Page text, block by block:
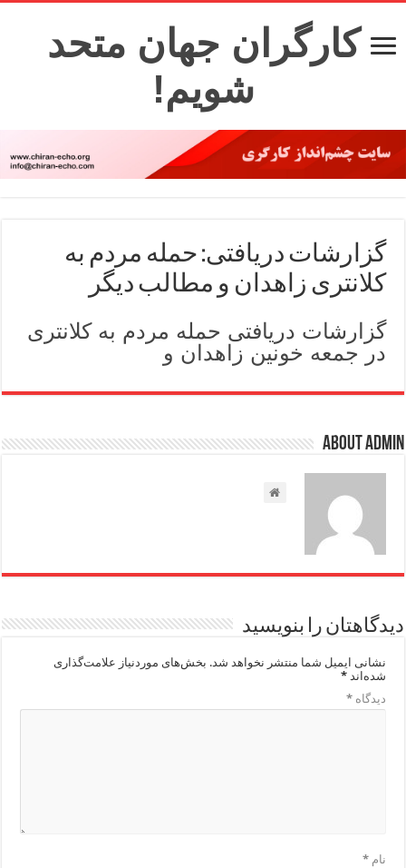
کارگران جهان متحد
شویم!
گزارشات دریافتی: حمله مردم به
کلانتری زاهدان و مطالب دیگر
گزارشات دریافتی حمله مردم به کلانتری
در جمعه خونین زاهدان و
About admin
دیدگاهتان را بنویسید
نشانی ایمیل شما منتشر نخواهد شد. بخش‌های موردنیاز علامت‌گذاری
شده‌اند*
دیدگاه*
نام*